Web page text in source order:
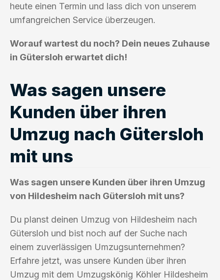
heute einen Termin und lass dich von unserem
umfangreichen Service überzeugen.
Worauf wartest du noch? Dein neues Zuhause
in Gütersloh erwartet dich!
Was sagen unsere
Kunden über ihren
Umzug nach Gütersloh
mit uns
Was sagen unsere Kunden über ihren Umzug
von Hildesheim nach Gütersloh mit uns?
Du planst deinen Umzug von Hildesheim nach
Gütersloh und bist noch auf der Suche nach
einem zuverlässigen Umzugsunternehmen?
Erfahre jetzt, was unsere Kunden über ihren
Umzug mit dem Umzugskönig Köhler Hildesheim